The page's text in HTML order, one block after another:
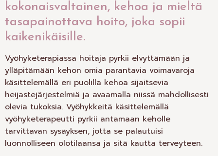
kokonaisvaltainen, kehoa ja mieltä
tasapainottava hoito, joka sopii
kaikenikäisille.
Vyöhyketerapiassa hoitaja pyrkii elvyttämään ja
ylläpitämään kehon omia parantavia voimavaroja
käsittelemällä eri puolilla kehoa sijaitsevia
heijastejärjestelmiä ja avaamalla niissä mahdollisesti
olevia tukoksia. Vyöhykkeitä käsittelemällä
vyöhyketerapeutti pyrkii antamaan keholle
tarvittavan sysäyksen, jotta se palautuisi
luonnolliseen olotilaansa ja sitä kautta terveyteen.